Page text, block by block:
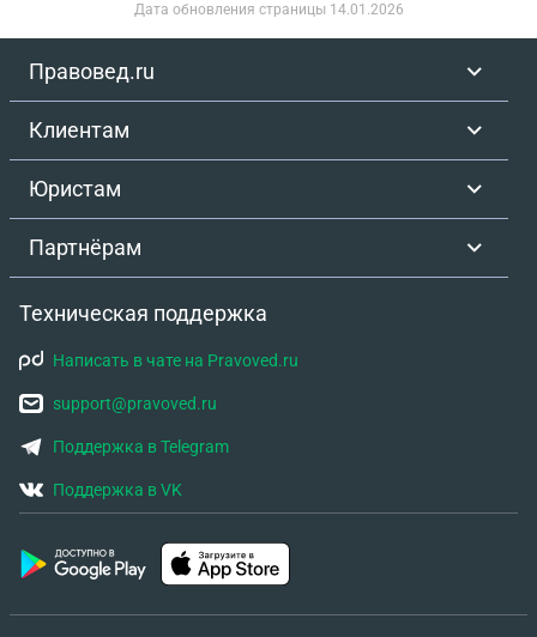
Дата обновления страницы 14.01.2026
Правовед.ru
Клиентам
Юристам
Партнёрам
Техническая поддержка
Написать в чате на Pravoved.ru
support@pravoved.ru
Поддержка в Telegram
Поддержка в VK